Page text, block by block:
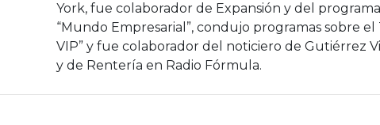
York, fue colaborador de Expansión y del
“Mundo Empresarial”, condujo programas sobre el
VIP” y fue colaborador del noticiero de Gutiérrez
y de Rentería en Radio Fórmula.